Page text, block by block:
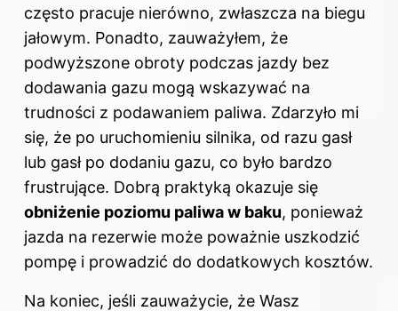
często pracuje nierówno, zwłaszcza na biegu
jałowym. Ponadto, zauważyłem, że
podwyższone obroty podczas jazdy bez
dodawania gazu mogą wskazywać na
trudności z podawaniem paliwa. Zdarzyło mi
się, że po uruchomieniu silnika, od razu gasł
lub gasł po dodaniu gazu, co było bardzo
frustrujące. Dobrą praktyką okazuje się
obniżenie poziomu paliwa w baku, ponieważ
jazda na rezerwie może poważnie uszkodzić
pompę i prowadzić do dodatkowych kosztów.
Na koniec, jeśli zauważycie, że Wasz